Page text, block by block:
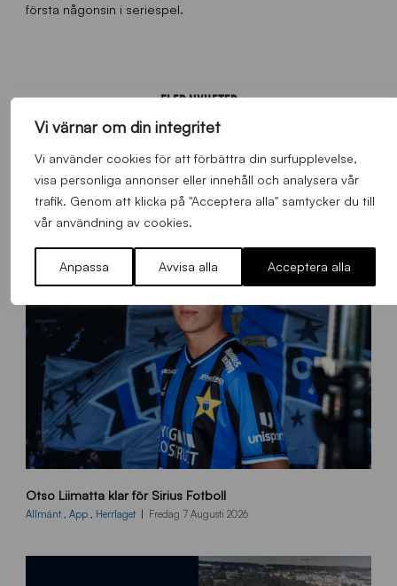
Vi värnar om din integritet
Vi använder cookies för att förbättra din surfupplevelse,
visa personliga annonser eller innehåll och analysera vår
trafik. Genom att klicka på "Acceptera alla" samtycker du till
vår användning av cookies.
Anpassa Avvisa alla Acceptera alla
första någonsin i seriespel.
FLER NYHETER
Alla nyheter
L
_
Otso Liimatta klar för Sirius Fotboll
Allmänt , App , Herrlaget Fredag 7 Augusti 2026